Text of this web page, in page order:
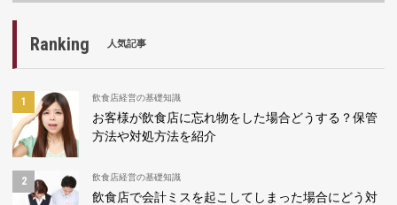
Ranking 人気記事
飲食店経営の基礎知識
お客様が飲食店に忘れ物をした場合どうする？保管
方法や対処方法を紹介
飲食店経営の基礎知識
飲食店で会計ミスを起こしてしまった場合にどう対